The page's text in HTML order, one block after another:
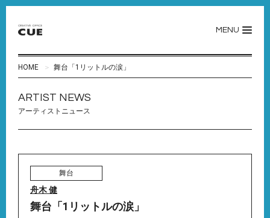
MENU
HOME 舞台「1リットルの涙」
ARTIST NEWS
アーティストニュース
舞台
舟木 健
舞台「1リットルの涙」